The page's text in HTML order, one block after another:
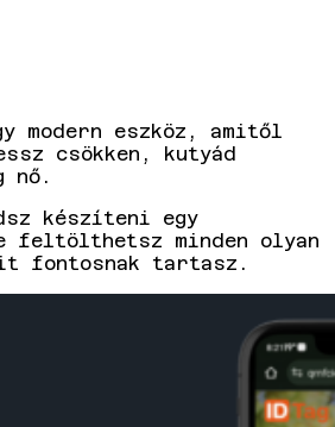
modern eszköz, amitől
csökken, kutyád
nő.
készíteni egy
feltölthetsz minden olyan
fontosnak tartasz.